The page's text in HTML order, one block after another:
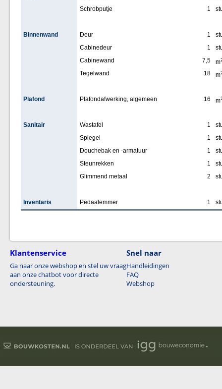
Schrobputje 1
Binnenwand Deur 1
Cabinedeur
1
Cabinewand
7,5 m
Tegelwand 18 m
Plafond Plafondafwerking, algemeen 16 m
Sanitair Wastafel 1
Spiegel
1
Douchebak en -armatuur
1
Steunrekken
1
Glimmend metaal
2
Inventaris Pedaalemmer 1
Klantenservice
Ga naar onze webshop en stel uw vraag
aan onze chatbot voor directe
ondersteuning.
Snel naar
Handleidingen
FAQ
Webshop